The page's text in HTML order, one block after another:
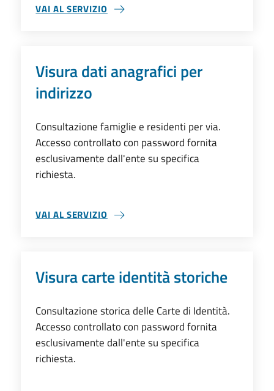
VAI AL SERVIZIO
VISURA DATI ANAGRAFICI
Visura dati anagrafici per
indirizzo
Consultazione famiglie e residenti per via.
Accesso controllato con password fornita
esclusivamente dall'ente su specifica
richiesta.
VAI AL SERVIZIO
VISURA DATI ANAGRAFICI PER INDIRIZZO
Visura carte identità storiche
Consultazione storica delle Carte di Identità.
Accesso controllato con password fornita
esclusivamente dall'ente su specifica
richiesta.